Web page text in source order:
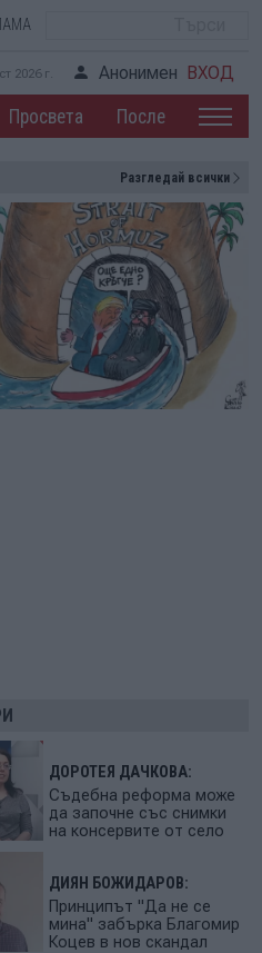
2026 г. Анонимен ВХОД
Просвета После
Разгледай всички
ДОРОТЕЯ ДАЧКОВА:
Съдебна реформа може
да започне със снимки
на консервите от село
ДИЯН БОЖИДАРОВ:
Принципът "Да не се
мина" забърка Благомир
Коцев в нов скандал